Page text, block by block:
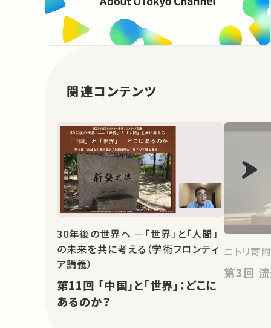
関連コンテンツ
30年後の世界へ ―「世界」と「人間」
の未来を共に考える（学術フロンティ
ア講義）
第11回 「中国」と「世界」：どこに
あるのか？
ニトリ寄
第